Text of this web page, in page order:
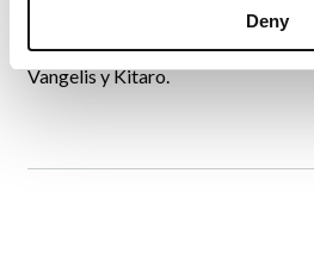
Deny
Aún cuando estaba en el grupo ya
así que me viene de lejos. En ese
Vangelis y Kitaro.